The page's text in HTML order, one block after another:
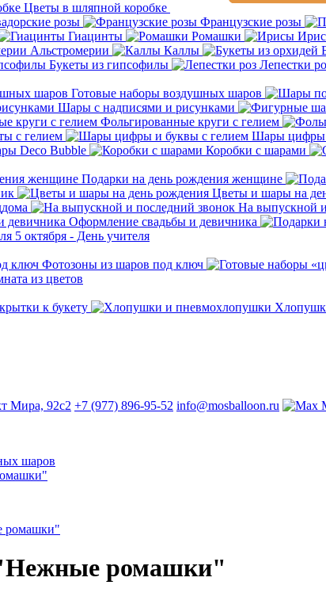
Цветы в шляпной коробке
розы
Французские розы
Гиацинты Ромашки
Альстромерии Каллы
Букеты из гипсофилы Лепестки
Готовые наборы воздушных шаров
Шары с надписями и рисунками
Фольгированные круги с гелием
с гелием
Шары цифры
Deco Bubble
Коробки с шарами
Подарки на день рождения женщине
Цветы и шары на
На выпускной
Оформление свадьбы и девичника
5 октября - День учителя
Фотозоны из шаров под ключ
из цветов
к букету
Мира, 92с2 +7 (977) 896-95-52 info@mosballoon.ru
шаров
ромашки"